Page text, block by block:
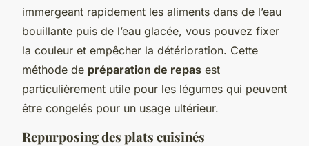
immergeant rapidement les aliments dans de l’eau
bouillante puis de l’eau glacée, vous pouvez fixer
la couleur et empêcher la détérioration. Cette
méthode de préparation de repas est
particulièrement utile pour les légumes qui peuvent
être congelés pour un usage ultérieur.
Repurposing des plats cuisinés